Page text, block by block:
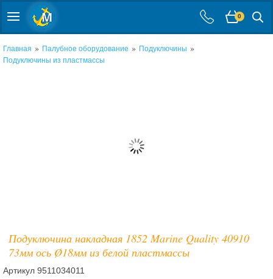
0
Главная » Палубное оборудование » Подуключины »
Подуключины из пластмассы
Подуключина накладная 1852 Marine Quality 40910
73мм ось Ø18мм из белой пластмассы
Артикул 9511034011